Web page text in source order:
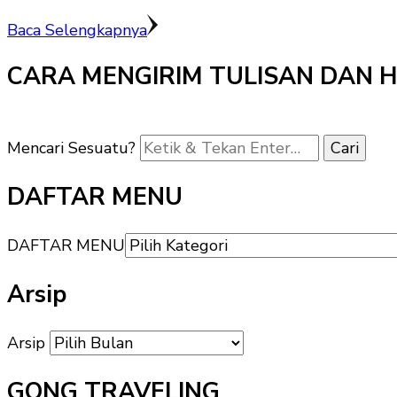
Baca Selengkapnya
CARA MENGIRIM TULISAN DAN
Mencari Sesuatu?
DAFTAR MENU
DAFTAR MENU
Arsip
Arsip